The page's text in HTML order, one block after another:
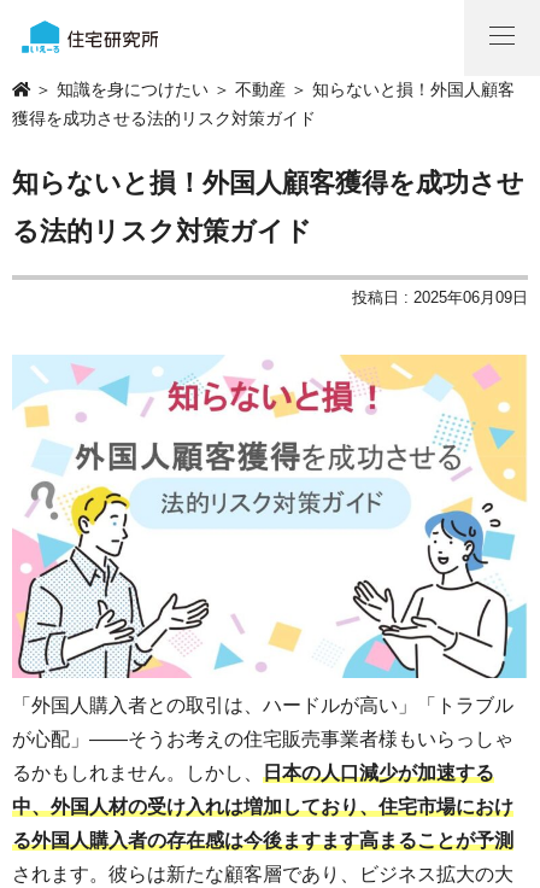
＞ 知識を身につけたい ＞ 不動産 ＞ 知らないと損！外国人顧客
獲得を成功させる法的リスク対策ガイド
知らないと損！外国人顧客獲得を成功させ
る法的リスク対策ガイド
投稿日 : 2025年06月09日
「外国人購入者との取引は、ハードルが高い」「トラブル
が心配」——そうお考えの住宅販売事業者様もいらっしゃ
るかもしれません。しかし、 日本の人口減少が加速する
中、外国人材の受け入れは増加しており、住宅市場におけ
る外国人購入者の存在感は今後ますます高まることが予測
されます。彼らは新たな顧客層であり、ビジネス拡大の大